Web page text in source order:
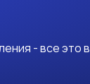
- все это в